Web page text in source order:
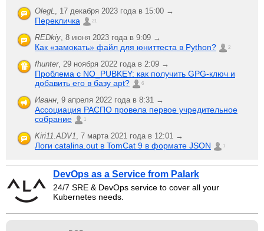
OlegL, 17 декабря 2023 года в 15:00 →
Перекличка 21
REDkiy, 8 июня 2023 года в 9:09 →
Как «замокать» файл для юниттеста в Python? 2
fhunter, 29 ноября 2022 года в 2:09 →
Проблема с NO_PUBKEY: как получить GPG-ключ и
добавить его в базу apt?
6
Иванн, 9 апреля 2022 года в 8:31 →
Ассоциация РАСПО провела первое учредительное
собрание
1
Kiri11.ADV1, 7 марта 2021 года в 12:01 →
Логи catalina.out в TomCat 9 в формате JSON 1
DevOps as a Service from Palark
24/7 SRE & DevOps service to cover all your
Kubernetes needs.